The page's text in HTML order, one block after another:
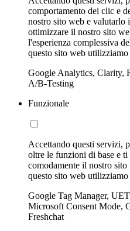
comportamento dei clic e
nostro sito web e valutarlo
ottimizzare il nostro sito
l'esperienza complessiva
questo sito web
Google Analytics, Clarity,
A/B-Testing
Funzionale
Accettando questi servizi,
oltre le funzioni di base e
comodamente il nostro
questo sito web
Google Tag Manager,
Microsoft Consent Mode,
Freshchat